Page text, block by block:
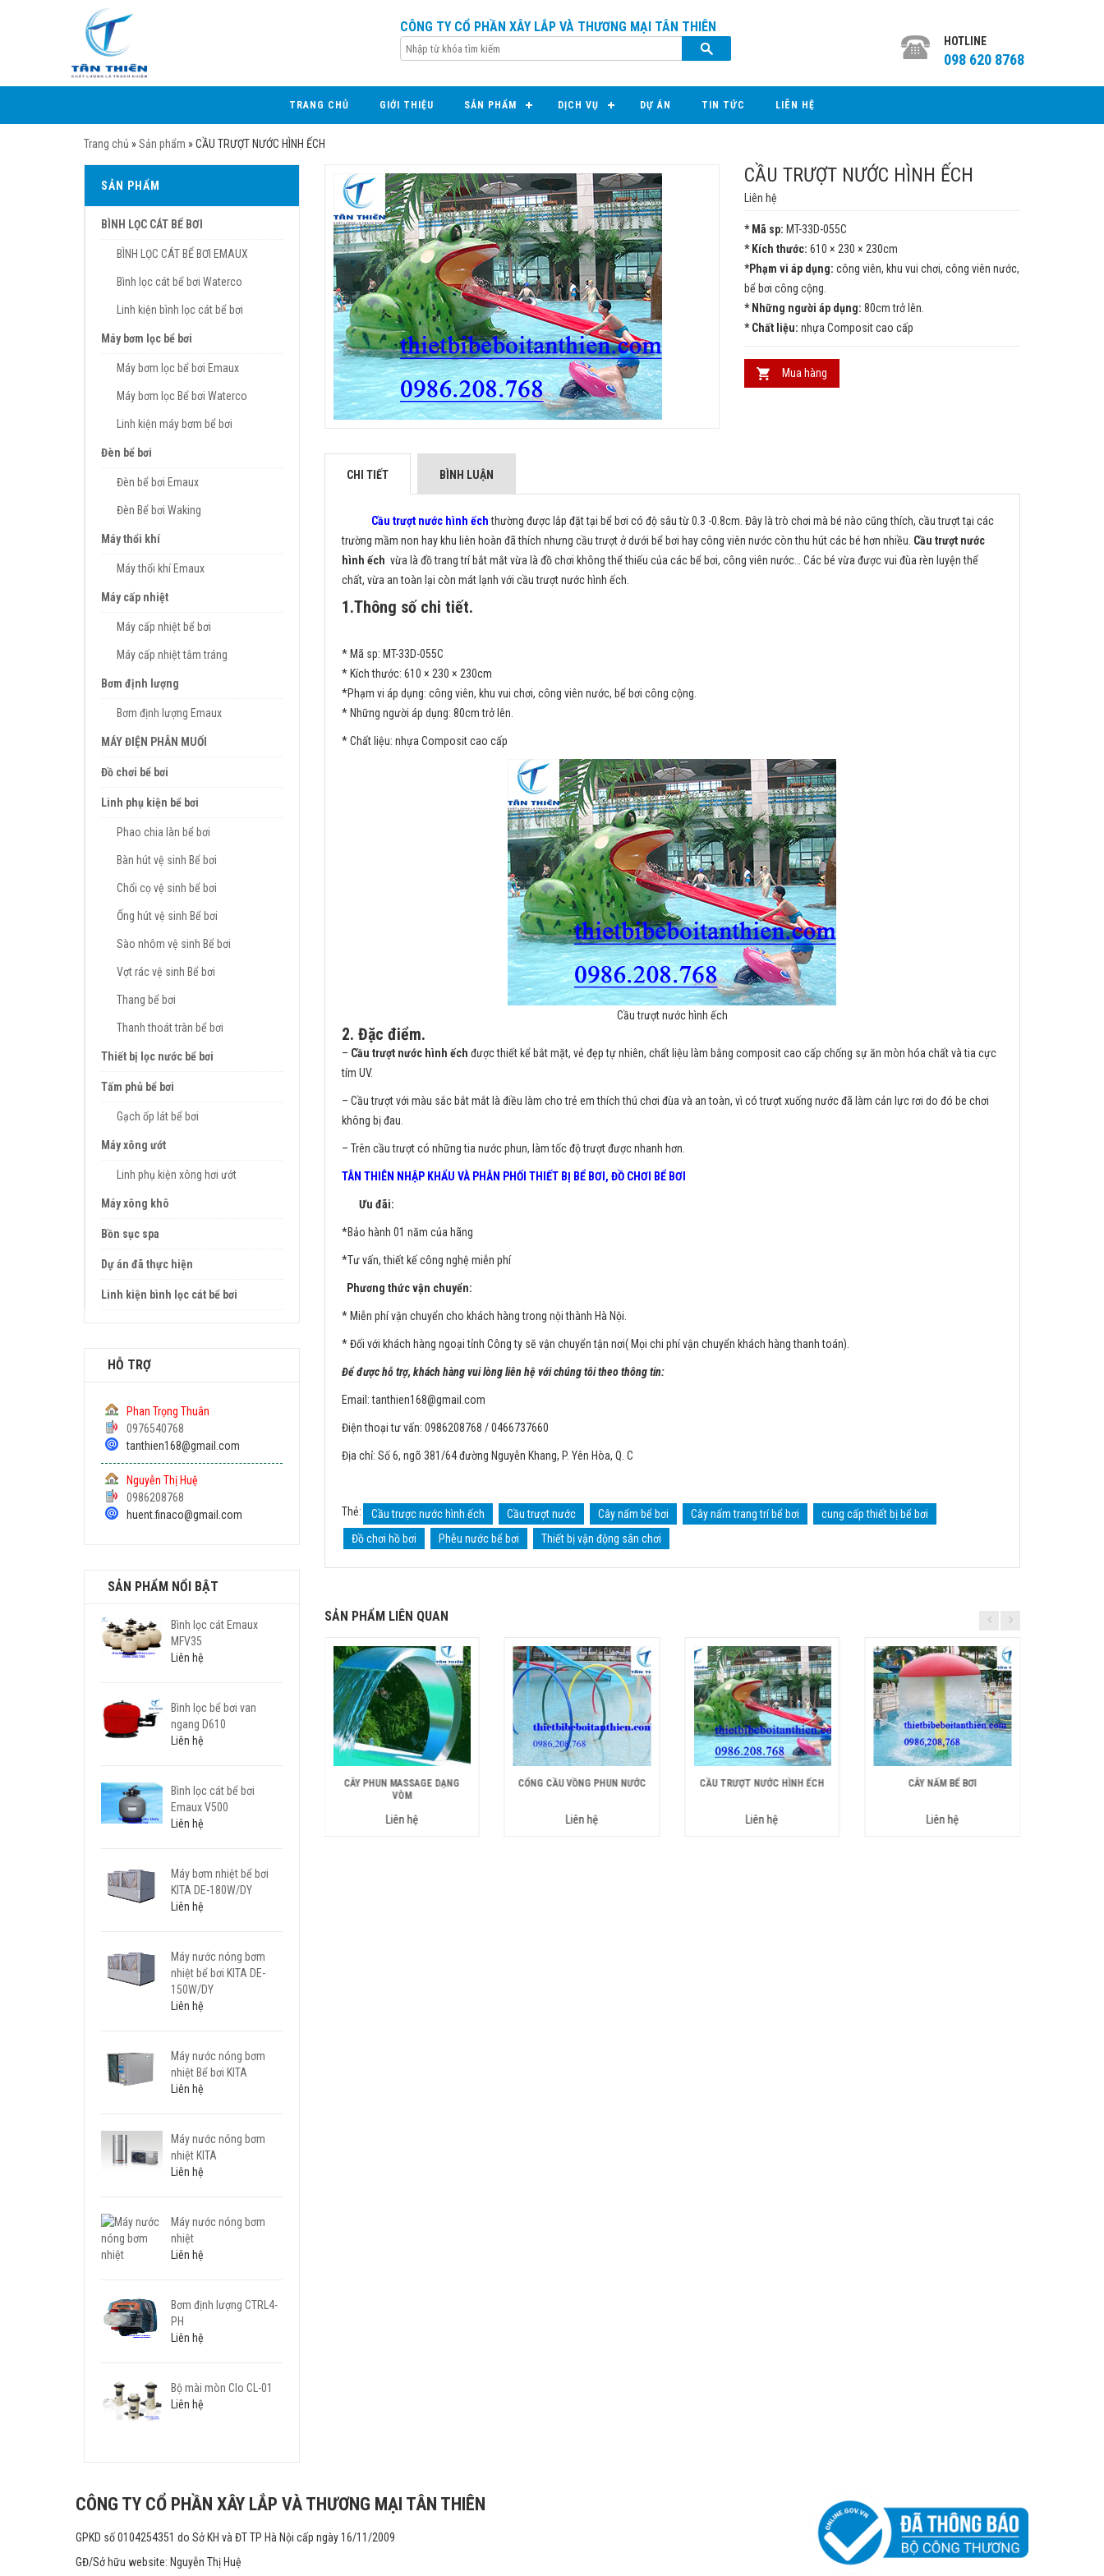
CÔNG TY CỔ PHẦN XÂY LẮP VÀ THƯƠNG MẠI TÂN THIÊN
HOTLINE
098 620 8768
TRANG CHỦ GIỚI THIỆU SẢN PHẨM DỊCH VỤ DỰ ÁN TIN TỨC LIÊN HỆ
Trang chủ »Sản phẩm »CẦU TRƯỢT NƯỚC HÌNH ẾCH
CẦU TRƯỢT NƯỚC HÌNH ẾCH
Liên hệ
* Mã sp: MT-33D-055C
* Kích thước: 610 × 230 × 230cm
*Phạm vi áp dụng: công viên, khu vui chơi, công viên nước,
bể bơi công cộng.
* Những người áp dụng: 80cm trở lên.
* Chất liệu: nhựa Composit cao cấp
Mua hàng
CHI TIẾT BÌNH LUẬN
Cầu trượt nước hình ếchthường được lắp đặt tại bể bơi có độ sâu từ 0.3 -0.8cm. Đây là trò chơi mà bé nào cũng thích, cầu trượt tại các
trường mầm non hay khu liên hoàn đã thích nhưng cầu trượt ở dưới bể bơi hay công viên nước còn thu hút các bé hơn nhiều. Cầu trượt nước
hình ếch vừa là đồ trang trí bắt mắt vừa là đồ chơi không thể thiếu của các bể bơi, công viên nước… Các bé vừa được vui đùa rèn luyện thể
chất, vừa an toàn lại còn mát lạnh với cầu trượt nước hình ếch.
1.Thông số chi tiết.
* Mã sp: MT-33D-055C
* Kích thước: 610 × 230 × 230cm
*Phạm vi áp dụng: công viên, khu vui chơi, công viên nước, bể bơi công cộng.
* Những người áp dụng: 80cm trở lên.
* Chất liệu: nhựa Composit cao cấp
Cầu trượt nước hình ếch
2. Đặc điểm.
– Cầu trượt nước hình ếch được thiết kể bắt mặt, vẻ đẹp tự nhiên, chất liệu làm bằng composit cao cấp chống sự ăn mòn hóa chất và tia cực
tím UV.
– Cầu trượt với màu sắc bắt mắt là điều làm cho trẻ em thích thú chơi đùa và an toàn, vì có trượt xuống nước đã làm cản lực rơi do đó be chơi
không bị đau.
– Trên cầu trượt có những tia nước phun, làm tốc độ trượt được nhanh hơn.
TÂN THIÊN NHẬP KHẨU VÀ PHÂN PHỐI THIẾT BỊ BỂ BƠI , ĐỒ CHƠI BỂ BƠI
Ưu đãi:
*Bảo hành 01 năm của hãng
*Tư vấn, thiết kế công nghệ miễn phí
Phương thức vận chuyển:
* Miễn phí vận chuyển cho khách hàng trong nội thành Hà Nội.
* Đối với khách hàng ngoại tỉnh Công ty sẽ vận chuyển tận nơi( Mọi chi phí vận chuyển khách hàng thanh toán).
Để được hỗ trợ, khách hàng vui lòng liên hệ với chúng tôi theo thông tin:
Email:tanthien168@gmail.com
Điện thoại tư vấn: 0986208768 / 0466737660
Địa chỉ: Số 6, ngõ 381/64 đường Nguyễn Khang, P. Yên Hòa, Q. C
Thẻ: Cầu trược nước hình ếch Cầu trượt nước Cây nấm bể bơi Cây nấm trang trí bể bơi
cung cấp thiết bị bể bơi
Đồ chơi hồ bơi
Phễu nước bể bơi Thiết bị vận động sân chơi
SẢN PHẨM LIÊN QUAN
CÂY NẤM TRANG TRÍ BỂ BƠI
CÂY PHUN MASSAGE DẠNG
VÒM
Liên hệ
CỔNG CẦU VỒNG PHUN NƯỚC
Liên hệ
CẦU TRƯỢT NƯỚC HÌNH ẾCH
Liên hệ
CÂY NẤM BỂ BƠI
Liên hệ
SẢN PHẨM
BÌNH LỌC CÁT BỂ BƠI
BÌNH LỌC CÁT BỂ BƠI EMAUX
Bình lọc cát bể bơi Waterco
Linh kiện bình lọc cát bể bơi
Máy bơm lọc bể bơi
Máy bơm lọc bể bơi Emaux
Máy bơm lọc Bể bơi Waterco
Linh kiện máy bơm bể bơi
Đèn bể bơi
Đèn bể bơi Emaux
Đèn Bể bơi Waking
Máy thổi khí
Máy thổi khí Emaux
Máy cấp nhiệt
Máy cấp nhiệt bể bơi
Máy cấp nhiệt tắm tráng
Bơm định lượng
Bơm định lượng Emaux
MÁY ĐIỆN PHÂN MUỐI
Đồ chơi bể bơi
Linh phụ kiện bể bơi
Phao chia làn bể bơi
Bàn hút vệ sinh Bể bơi
Chổi cọ vệ sinh bể bơi
Ống hút vệ sinh Bể bơi
Sào nhôm vệ sinh Bể bơi
Vợt rác vệ sinh Bể bơi
Thang bể bơi
Thanh thoát tràn bể bơi
Thiết bị lọc nước bể bơi
Tấm phủ bể bơi
Gạch ốp lát bể bơi
Máy xông ướt
Linh phụ kiện xông hơi ướt
Máy xông khô
Bồn sục spa
Dự án đã thực hiện
Linh kiện bình lọc cát bể bơi
HỖ TRỢ
Phan Trọng Thuân
0976540768
tanthien168@gmail.com
Nguyễn Thị Huệ
0986208768
huent.finaco@gmail.com
SẢN PHẨM NỔI BẬT
Bình lọc cát Emaux
MFV35
Liên hệ
Bình lọc bể bơi van
ngang D610
Liên hệ
Bình lọc cát bể bơi
Emaux V500
Liên hệ
Máy bơm nhiệt bể bơi
KITA DE-180W/DY
Liên hệ
Máy nước nóng bơm
nhiệt bể bơi KITA DE-
150W/DY
Liên hệ
Máy nước nóng bơm
nhiệt Bể bơi KITA
Liên hệ
Máy nước nóng bơm
nhiệt KITA
Liên hệ
Máy nước nóng bơm
nhiệt
Liên hệ
Bơm định lượng CTRL4-
PH
Liên hệ
Bộ mài mòn Clo CL-01
Liên hệ
CÔNG TY CỔ PHẦN XÂY LẮP VÀ THƯƠNG MẠI TÂN THIÊN
GPKD số 0104254351 do Sở KH và ĐT TP Hà Nội cấp ngày 16/11/2009
GĐ/Sở hữu website: Nguyễn Thị Huệ